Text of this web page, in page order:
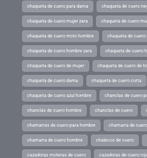
chaqueta de cuero para dama chaqueta de cuero
chaqueta de cuero mujer zara chaqueta de cuero
chaqueta de cuero moto hombre chaqueta de cuero
chaqueta de cuero hombre zara chaqueta de cuero
chaqueta de cuero de mujer chaqueta de cuero de
chaqueta de cuero dama chaqueta de cuero corta
chaqueta de cuero azul hombre chanclas de cuero
chanclas de cuero hombre chanclas de cuero
chamarras de cuero para hombre chamarra de
chamarra de cuero hombre chalecos de cuero
cazadoras moteras de cuero cazadoras de cuero